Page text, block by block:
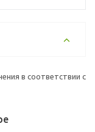
в соответствии с